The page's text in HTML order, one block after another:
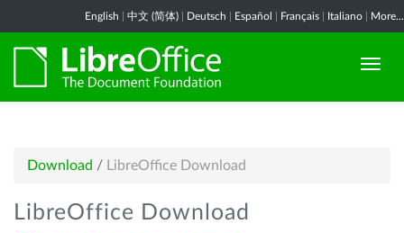
English 中文 (简体) Deutsch Español Français Italiano More...
Download / LibreOffice Download
LibreOffice Download